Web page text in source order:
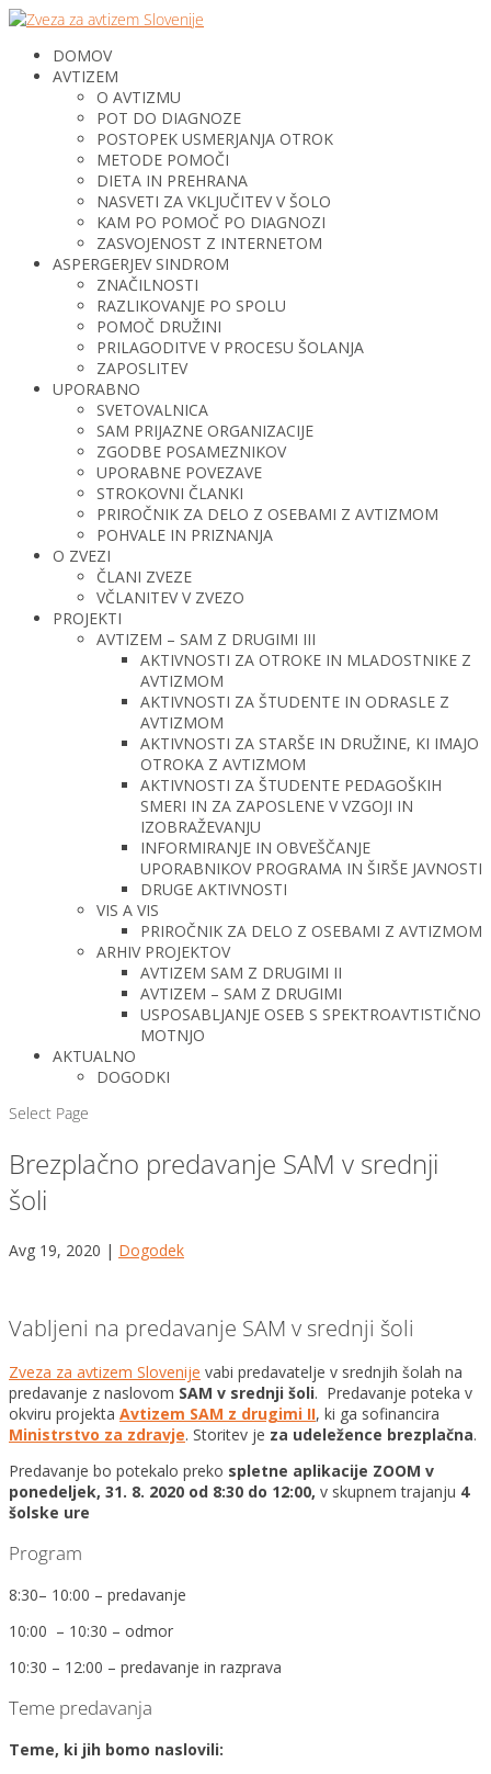
DOMOV
AVTIZEM
O AVTIZMU
POT DO DIAGNOZE
POSTOPEK USMERJANJA OTROK
METODE POMOČI
DIETA IN PREHRANA
NASVETI ZA VKLJUČITEV V ŠOLO
KAM PO POMOČ PO DIAGNOZI
ZASVOJENOST Z INTERNETOM
ASPERGERJEV SINDROM
ZNAČILNOSTI
RAZLIKOVANJE PO SPOLU
POMOČ DRUŽINI
PRILAGODITVE V PROCESU ŠOLANJA
ZAPOSLITEV
UPORABNO
SVETOVALNICA
SAM PRIJAZNE ORGANIZACIJE
ZGODBE POSAMEZNIKOV
UPORABNE POVEZAVE
STROKOVNI ČLANKI
PRIROČNIK ZA DELO Z OSEBAMI Z AVTIZMOM
POHVALE IN PRIZNANJA
O ZVEZI
ČLANI ZVEZE
VČLANITEV V ZVEZO
PROJEKTI
AVTIZEM – SAM Z DRUGIMI III
AKTIVNOSTI ZA OTROKE IN MLADOSTNIKE Z
AVTIZMOM
AKTIVNOSTI ZA ŠTUDENTE IN ODRASLE Z
AVTIZMOM
AKTIVNOSTI ZA STARŠE IN DRUŽINE, KI IMAJO
OTROKA Z AVTIZMOM
AKTIVNOSTI ZA ŠTUDENTE PEDAGOŠKIH
SMERI IN ZA ZAPOSLENE V VZGOJI IN
IZOBRAŽEVANJU
INFORMIRANJE IN OBVEŠČANJE
UPORABNIKOV PROGRAMA IN ŠIRŠE JAVNOSTI
DRUGE AKTIVNOSTI
VIS A VIS
PRIROČNIK ZA DELO Z OSEBAMI Z AVTIZMOM
ARHIV PROJEKTOV
AVTIZEM SAM Z DRUGIMI II
AVTIZEM – SAM Z DRUGIMI
USPOSABLJANJE OSEB S SPEKTROAVTISTIČNO
MOTNJO
AKTUALNO
DOGODKI
Select Page
Brezplačno predavanje SAM v srednji
šoli
Avg 19, 2020 | Dogodek
Vabljeni na predavanje SAM v srednji šoli
Zveza za avtizem Slovenije vabi predavatelje v srednjih šolah na
predavanje z naslovom SAM v srednji šoli. Predavanje poteka v
okviru projekta Avtizem SAM z drugimi II, ki ga sofinancira
Ministrstvo za zdravje. Storitev je za udeležence brezplačna.
Predavanje bo potekalo preko spletne aplikacije ZOOM v
ponedeljek, 31. 8. 2020 od 8:30 do 12:00, v skupnem trajanju 4
šolske ure
Program
8:30– 10:00 – predavanje
10:00 – 10:30 – odmor
10:30 – 12:00 – predavanje in razprava
Teme predavanja
Teme, ki jih bomo naslovili: